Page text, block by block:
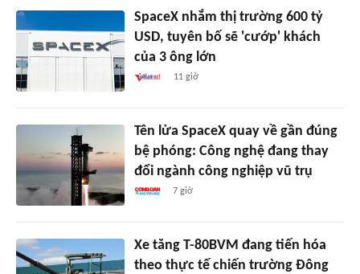
SpaceX nhắm thị trường 600 tỷ
USD, tuyên bố sẽ 'cướp' khách
của 3 ông lớn
11 giờ
Tên lửa SpaceX quay về gần đúng
bệ phóng: Công nghệ đang thay
đổi ngành công nghiệp vũ trụ
7 giờ
Xe tăng T-80BVM đang tiến hóa
theo thực tế chiến trường Đông